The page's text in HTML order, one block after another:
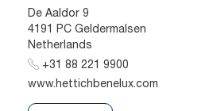
De Aaldor 9
4191 PC Geldermalsen
Netherlands
+31 88 221 9900
www.hettichbenelux.com